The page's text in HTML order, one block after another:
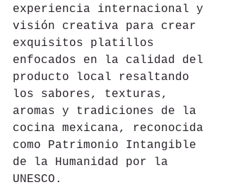
experiencia internacional y
visión creativa para crear
exquisitos platillos
enfocados en la calidad del
producto local resaltando
los sabores, texturas,
aromas y tradiciones de la
cocina mexicana, reconocida
como Patrimonio Intangible
de la Humanidad por la
UNESCO.